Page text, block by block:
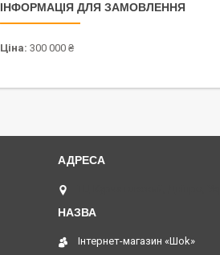
ІНФОРМАЦІЯ ДЛЯ ЗАМОВЛЕННЯ
Ціна: 300 000 ₴
Інтернет-магазин «Шоk»